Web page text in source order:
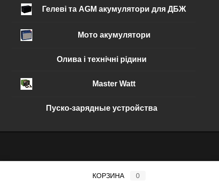
Гелеві та AGM акумулятори для ДБЖ
Мото акумулятори
Олива і технічні рідини
Master Watt
Пуско-зарядные устройства
КОРЗИНА 0